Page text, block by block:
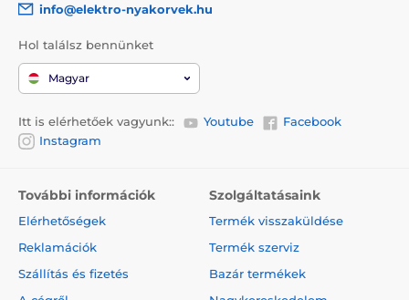
info@elektro-nyakorvek.hu
Hol találsz bennünket
Magyar
Itt is elérhetőek vagyunk:: Youtube
Facebook
Instagram
További információk
Elérhetőségek
Reklamációk
Szállítás és fizetés
Szolgáltatásaink
Termék visszaküldése
Termék szerviz
Bazár termékek